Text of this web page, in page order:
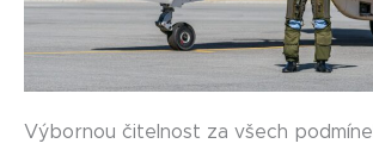
Výbornou čitelnost za všech